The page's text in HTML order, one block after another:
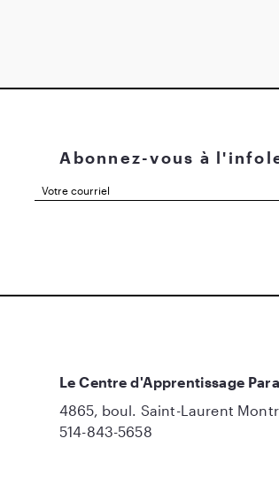
Abonnez-vous à
Le Centre d'Apprentissage
4865, boul. Saint-Laurent
514-843-5658